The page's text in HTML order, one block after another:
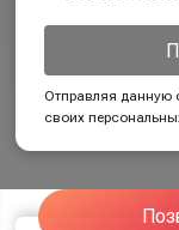
Отправляя
своих